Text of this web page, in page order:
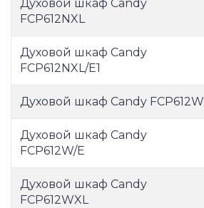
Духовой шкаф Candy
FCP612NXL
Духовой шкаф Candy
FCP612NXL/E1
Духовой шкаф Candy FCP612W
Духовой шкаф Candy
FCP612W/E
Духовой шкаф Candy
FCP612WXL